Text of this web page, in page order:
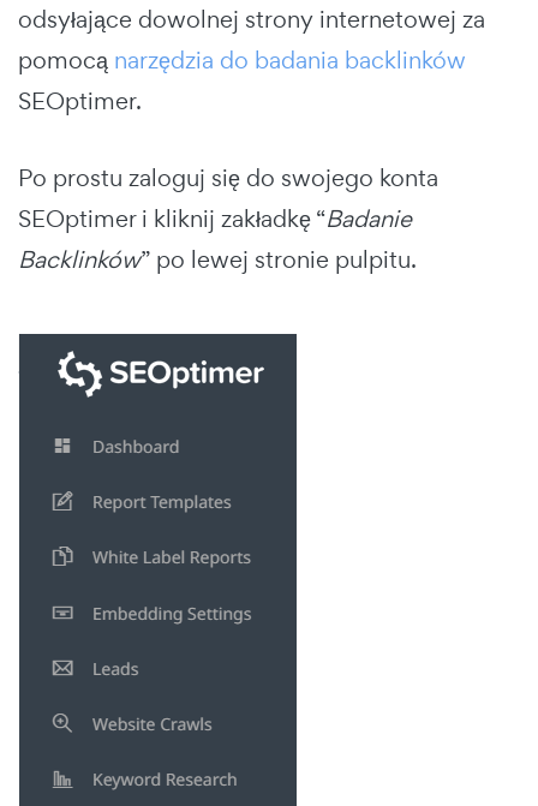
odsyłające dowolnej strony internetowej za
pomocą narzędzia do badania backlinków
SEOptimer.
Po prostu zaloguj się do swojego konta
SEOptimer i kliknij zakładkę “Badanie
Backlinków” po lewej stronie pulpitu.